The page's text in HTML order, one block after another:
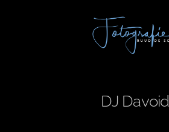
DJ Davoid